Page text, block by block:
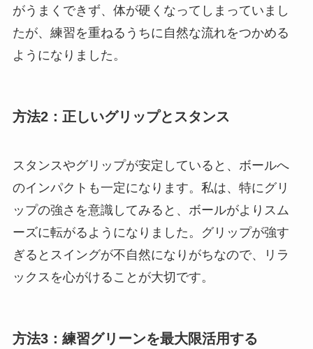
がうまくできず、体が硬くなってしまっていまし
たが、練習を重ねるうちに自然な流れをつかめる
ようになりました。
方法2：正しいグリップとスタンス
スタンスやグリップが安定していると、ボールへ
のインパクトも一定になります。私は、特にグリ
ップの強さを意識してみると、ボールがよりスム
ーズに転がるようになりました。グリップが強す
ぎるとスイングが不自然になりがちなので、リラ
ックスを心がけることが大切です。
方法3：練習グリーンを最大限活用する